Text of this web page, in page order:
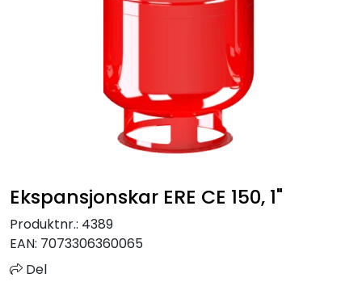
Ekspansjonskar ERE CE 150, 1"
Produktnr.: 4389
EAN: 7073306360065
Del
Varmeanlegg
Outlet